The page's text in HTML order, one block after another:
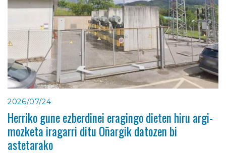
2026/07/24
Herriko gune ezberdinei eragingo dieten hiru argi-
mozketa iragarri ditu Oñargik datozen bi
astetarako